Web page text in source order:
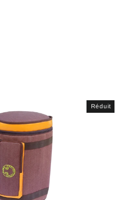
Réduit